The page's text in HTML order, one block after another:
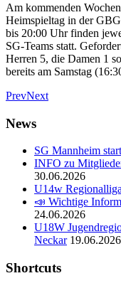
Am kommenden
Heimspieltag in der
bis 20:00 Uhr finden
SG-Teams statt.
Herren 5, die Damen 1
bereits am Samstag
PrevNext
News
SG Mannheim
INFO zu
30.06.2026
U14w
📣 Wichtige
24.06.2026
U18W
Neckar 19.06.2026
Shortcuts